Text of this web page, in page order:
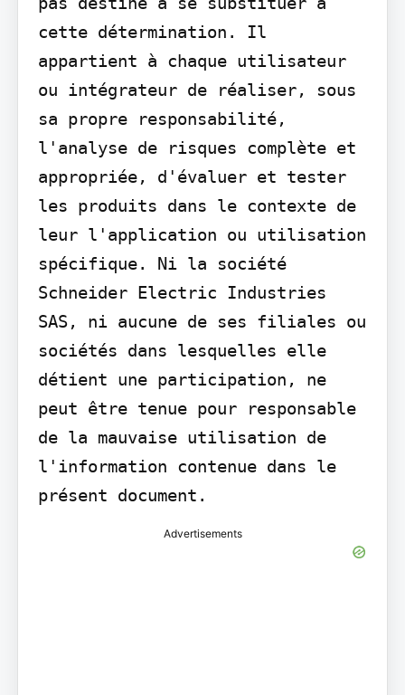
cette détermination. Il
appartient à chaque utilisateur
ou intégrateur de réaliser, sous
sa propre responsabilité,
l'analyse de risques complète et
appropriée, d'évaluer et tester
les produits dans le contexte de
leur l'application ou utilisation
spécifique. Ni la société
Schneider Electric Industries
SAS, ni aucune de ses filiales ou
sociétés dans lesquelles elle
détient une participation, ne
peut être tenue pour responsable
de la mauvaise utilisation de
l'information contenue dans le
présent document.
Advertisements